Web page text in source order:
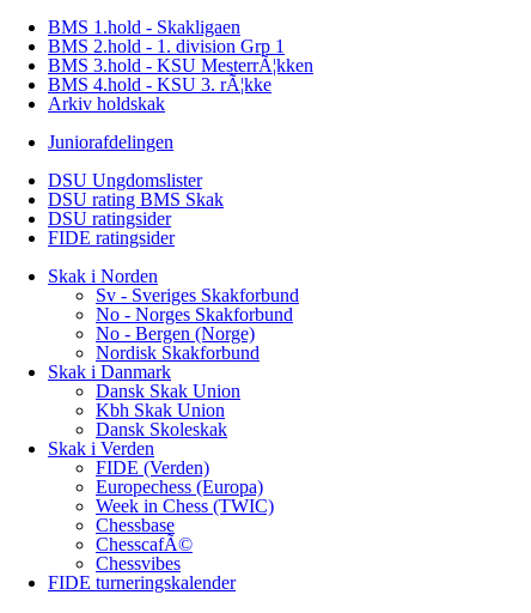
BMS 1.hold - Skakligaen
BMS 2.hold - 1. division Grp 1
BMS 3.hold - KSU MesterrÃ¦kken
BMS 4.hold - KSU 3. rÃ¦kke
Arkiv holdskak
Juniorafdelingen
DSU Ungdomslister
DSU rating BMS Skak
DSU ratingsider
FIDE ratingsider
Skak i Norden
Sv - Sveriges Skakforbund
No - Norges Skakforbund
No - Bergen (Norge)
Nordisk Skakforbund
Skak i Danmark
Dansk Skak Union
Kbh Skak Union
Dansk Skoleskak
Skak i Verden
FIDE (Verden)
Europechess (Europa)
Week in Chess (TWIC)
Chessbase
ChesscafÃ©
Chessvibes
FIDE turneringskalender